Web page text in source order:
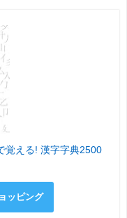
覚える! 漢字字典2500
ッピング